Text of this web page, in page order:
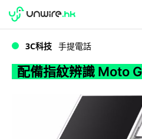
配備指紋辨識
WWDC 2026
3C科技 手提電話
配備指紋辨識 Moto